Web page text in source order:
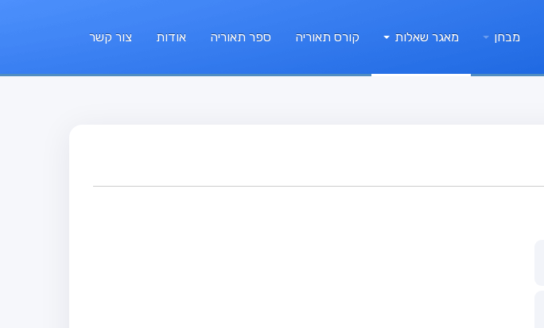
מבחן מאגר שאלות קורס תאוריה ספר תאוריה אודות צור קשר